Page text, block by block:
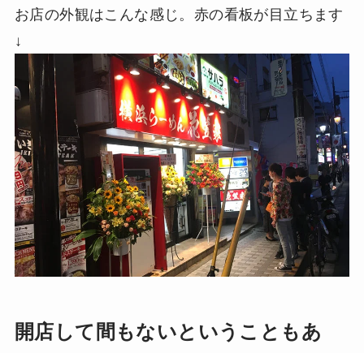
お店の外観はこんな感じ。赤の看板が目立ちます
↓
開店して間もないということもあ